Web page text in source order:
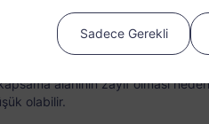
telefonunuzdan
ve etkinleştirilmemiş paketler
süresi içerisinde paket verilerinin
alanının zayıf olması
olabilir.
Sadece Gerekli